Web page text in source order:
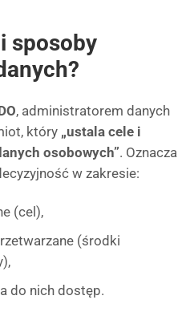
sposoby
, administratorem danych
który „ustala cele i
osobowych”. Oznacza
w zakresie:
(cel),
(środki
do nich dostęp.